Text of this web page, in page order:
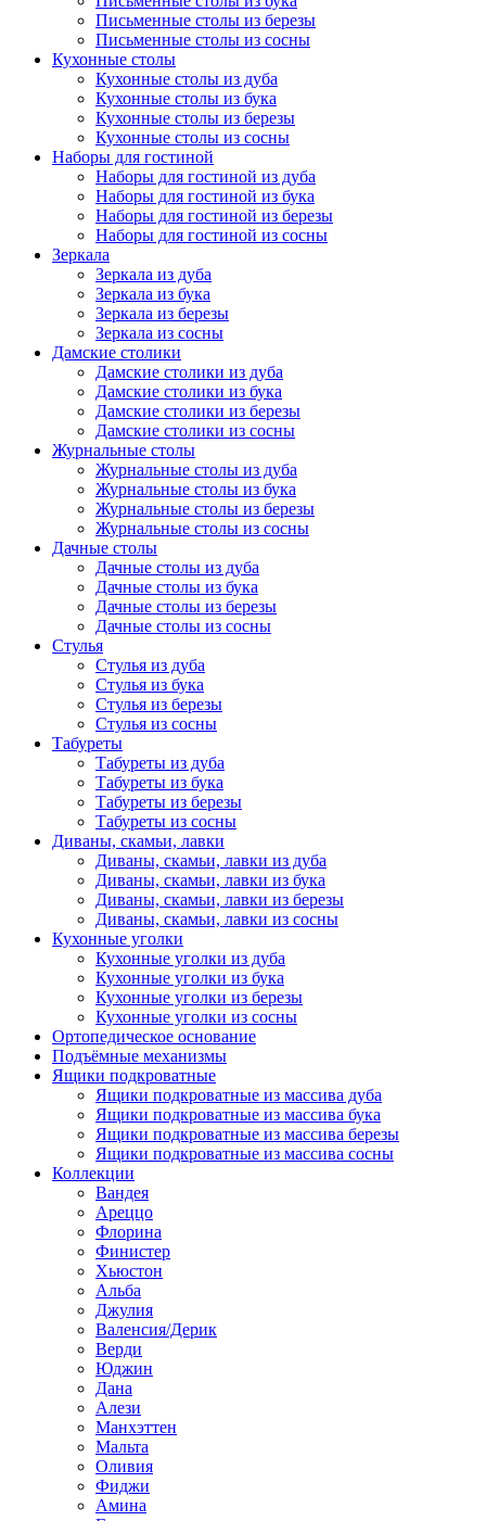
Письменные столы из березы
Письменные столы из сосны
Кухонные столы
Кухонные столы из дуба
Кухонные столы из бука
Кухонные столы из березы
Кухонные столы из сосны
Наборы для гостиной
Наборы для гостиной из дуба
Наборы для гостиной из бука
Наборы для гостиной из березы
Наборы для гостиной из сосны
Зеркала
Зеркала из дуба
Зеркала из бука
Зеркала из березы
Зеркала из сосны
Дамские столики
Дамские столики из дуба
Дамские столики из бука
Дамские столики из березы
Дамские столики из сосны
Журнальные столы
Журнальные столы из дуба
Журнальные столы из бука
Журнальные столы из березы
Журнальные столы из сосны
Дачные столы
Дачные столы из дуба
Дачные столы из бука
Дачные столы из березы
Дачные столы из сосны
Стулья
Стулья из дуба
Стулья из бука
Стулья из березы
Стулья из сосны
Табуреты
Табуреты из дуба
Табуреты из бука
Табуреты из березы
Табуреты из сосны
Диваны, скамьи, лавки
Диваны, скамьи, лавки из дуба
Диваны, скамьи, лавки из бука
Диваны, скамьи, лавки из березы
Диваны, скамьи, лавки из сосны
Кухонные уголки
Кухонные уголки из дуба
Кухонные уголки из бука
Кухонные уголки из березы
Кухонные уголки из сосны
Ортопедическое основание
Подъёмные механизмы
Ящики подкроватные
Ящики подкроватные из массива дуба
Ящики подкроватные из массива бука
Ящики подкроватные из массива березы
Ящики подкроватные из массива сосны
Коллекции
Вандея
Ареццо
Флорина
Финистер
Хьюстон
Альба
Джулия
Валенсия/Дерик
Верди
Юджин
Дана
Алези
Манхэттен
Мальта
Оливия
Фиджи
Амина